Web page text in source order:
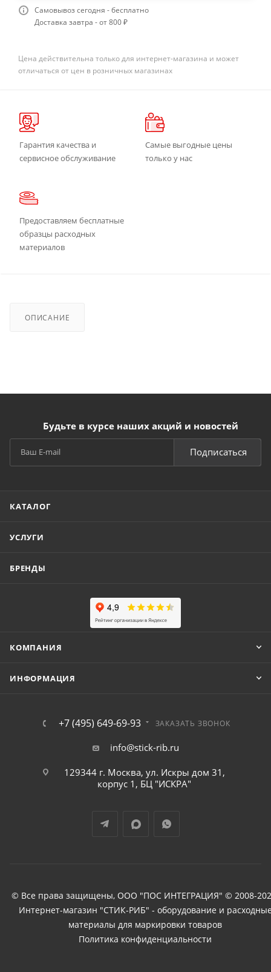
Самовывоз сегодня - бесплатно
Доставка завтра - от 800 ₽
Цена действительна только для интернет-магазина и может
отличаться от цен в розничных магазинах
Гарантия качества и
сервисное обслуживание
Самые выгодные цены
только у нас
Предоставляем бесплатные
образцы расходных
материалов
ОПИСАНИЕ
Будьте в курсе наших акций и новостей
Подписаться
КАТАЛОГ
УСЛУГИ
БРЕНДЫ
КОМПАНИЯ
ИНФОРМАЦИЯ
+7 (495) 649-69-93 ЗАКАЗАТЬ ЗВОНОК
info@stick-rib.ru
129344 г. Москва, ул. Искры дом 31,
корпус 1, БЦ "ИСКРА"
© Все права защищены, ООО "ПОС ИНТЕГРАЦИЯ" © 2008-
Интернет-магазин "СТИК-РИБ" - оборудование и
материалы для маркировки товаров
Политика конфиденциальности